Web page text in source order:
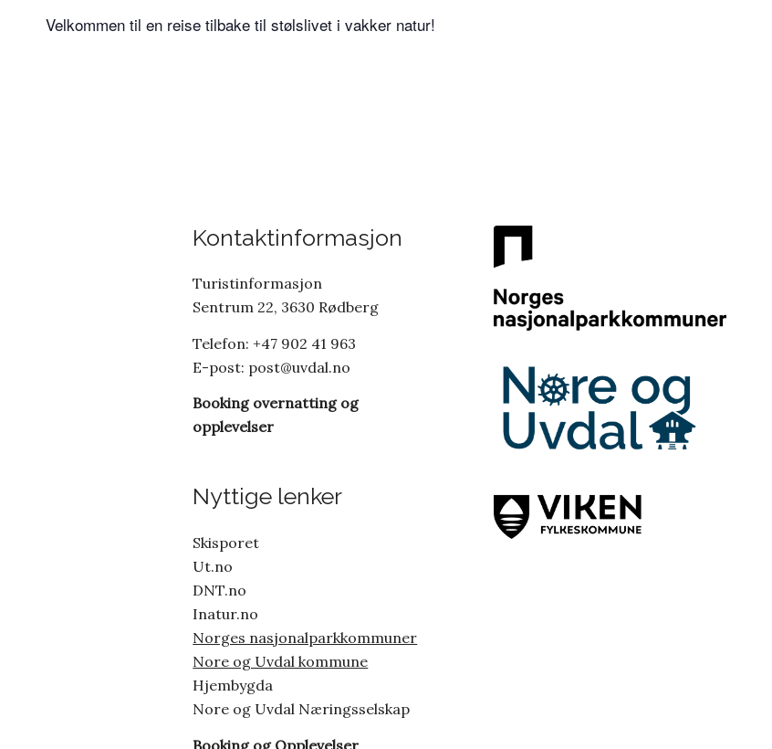
Velkommen til en reise tilbake til stølslivet i vakker natur!
Kontaktinformasjon
Turistinformasjon
Sentrum 22, 3630 Rødberg
Telefon: +47 902 41 963
E-post: post@uvdal.no
Booking overnatting og
opplevelser
Nyttige lenker
Skisporet
Ut.no
DNT.no
Inatur.no
Norges nasjonalparkkommuner
Nore og Uvdal kommune
Hjembygda
Nore og Uvdal Næringsselskap
Booking og Opplevelser